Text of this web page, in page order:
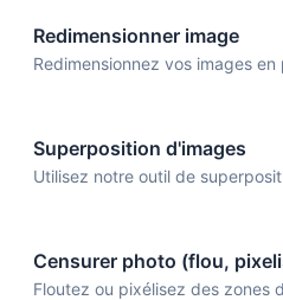
Redimensionner image
Redimensionnez vos images en
Superposition d'images
Utilisez notre outil de
Censurer photo (flou,
Floutez ou pixélisez des zones